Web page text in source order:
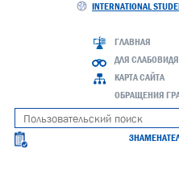
INTERNATIONAL
ГЛАВНАЯ
ДЛЯ
КАРТА САЙТА
ОБРАЩЕНИЯ